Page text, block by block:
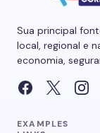
Sua principal
local, regional e
economia,
EXAMPLES